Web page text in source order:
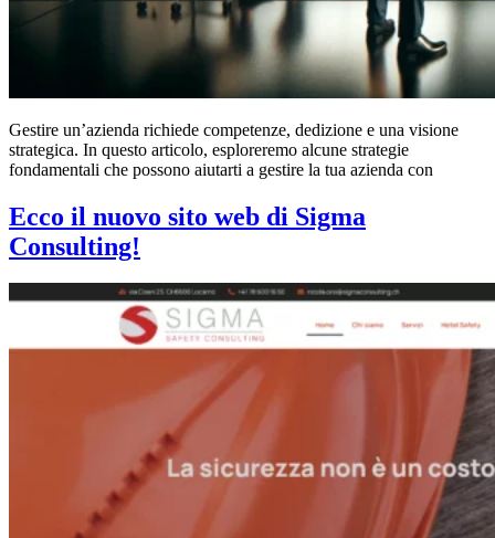
Gestire un’azienda richiede competenze, dedizione e una visione
strategica. In questo articolo, esploreremo alcune strategie
fondamentali che possono aiutarti a gestire la tua azienda con
Ecco il nuovo sito web di Sigma
Consulting!